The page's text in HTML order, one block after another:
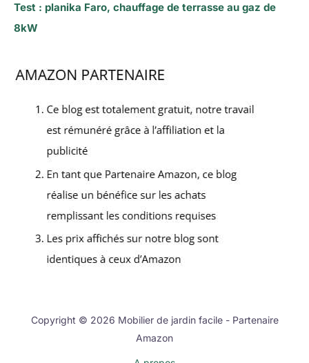
Test : planika Faro, chauffage de terrasse au gaz de
8kW
Copyright © 2026 Mobilier de jardin facile - Partenaire
Amazon